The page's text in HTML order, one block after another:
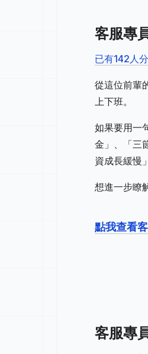
客服專
已有142人
從這位前輩
上下班。
如果要用一
金」、「三
資成長緩慢
想進一步瞭
點我查看
客服專